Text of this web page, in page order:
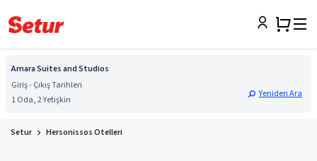
Amara Suites and Studios
Giriş - Çıkış Tarihleri
1 Oda, 2 Yetişkin
Yeniden Ara
Setur Hersonissos Otelleri